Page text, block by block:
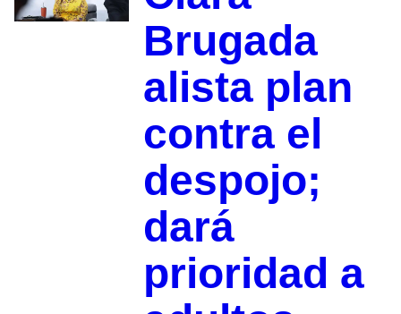
Brugada
alista plan
contra el
despojo;
dará
prioridad a